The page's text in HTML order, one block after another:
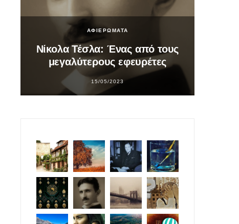
ΑΦΙΕΡΩΜΑΤΑ
Νίκολα Τέσλα: Ένας από τους
μεγαλύτερους εφευρέτες
15/05/2023